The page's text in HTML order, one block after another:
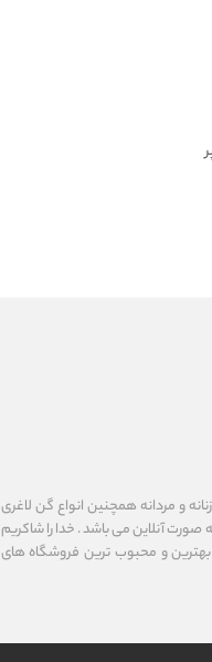
در زمینه فروش لباس زیر زنانه و مردانه همچنین انواع گن لاغری
صورت آنلاین می باشد . خدا را شاکریم
بهترین و محبوب ترین فروشگاه های